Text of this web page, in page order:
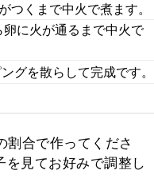
つくまで中火で煮ます。
に火が通るまで中火で
グを散らして完成です。
割合で作ってくださ
を見てお好みで調整し